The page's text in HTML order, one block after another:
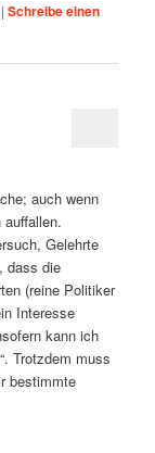
|Schreibe einen
auch wenn
Gelehrte
dass die
(reine Politiker
Interesse
kann ich
Trotzdem muss
bestimmte